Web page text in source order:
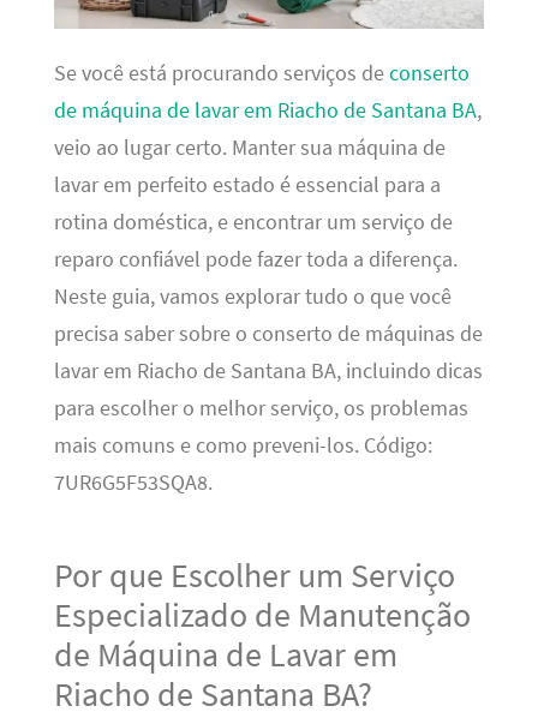
Se você está procurando serviços deconserto
de máquina de lavar em Riacho de Santana BA,
veio ao lugar certo. Manter sua máquina de
lavar em perfeito estado é essencial para a
rotina doméstica, e encontrar um serviço de
reparo confiável pode fazer toda a diferença.
Neste guia, vamos explorar tudo o que você
precisa saber sobre o conserto de máquinas de
lavar em Riacho de Santana BA, incluindo dicas
para escolher o melhor serviço, os problemas
mais comuns e como preveni-los. Código:
7UR6G5F53SQA8.
Por que Escolher um Serviço
Especializado de Manutenção
de Máquina de Lavar em
Riacho de Santana BA?